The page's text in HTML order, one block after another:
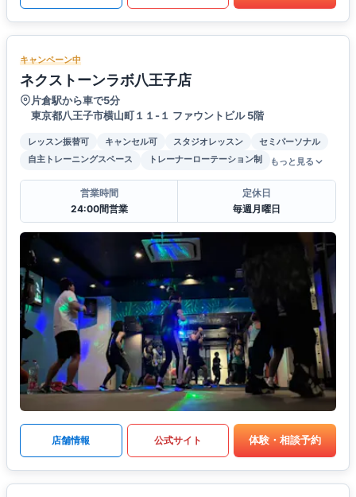
キャンペーン中
ネクストーンラボ八王子店
片倉駅から車で5分
東京都八王子市横山町１１-１ ファウントビル 5階
レッスン振替可 キャンセル可 スタジオレッスン
セミパーソナル
自主トレーニングスペース
トレーナーローテーション制 もっと見る
営業時間
24:00間営業
定休日
毎週月曜日
店舗情報 公式サイト 体験・相談予約